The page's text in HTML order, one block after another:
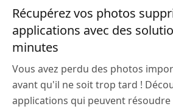
Récupérez vos photos
applications avec des
minutes
Vous avez perdu des photos
avant qu'il ne soit trop tard !
applications qui peuvent